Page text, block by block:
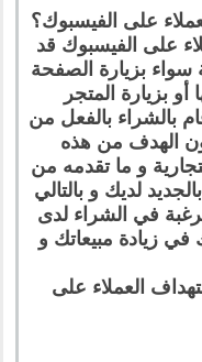
على الفيسبوك؟
على الفيسبوك قد
سواء بزيارة الصفحة
أو بزيارة المتجر
بالشراء بالفعل من
الهدف من هذه
و ما تقدمه من
لديك و بالتالي
في الشراء لدى
زيادة مبيعاتك و
العملاء على